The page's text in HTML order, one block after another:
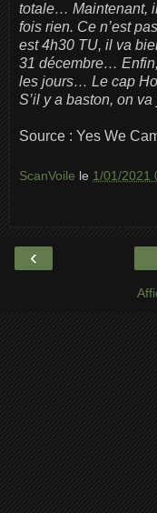
totale… Maintenant,
fois rien. Ce n’est
est 4h30 TU, il va
31 décembre…
les jours… Le cap
S’il y a baston, on
Source : Yes We
ScanVoile le 1/01/2021
‹